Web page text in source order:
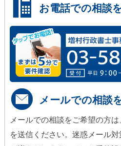
お電話での相談
メールでの相談
メールでの相談をご希望の方
を送信ください。迷惑メール